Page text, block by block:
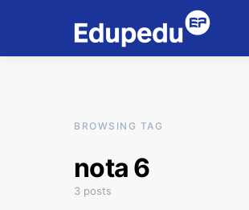
BROWSING TAG
nota 6
3 posts